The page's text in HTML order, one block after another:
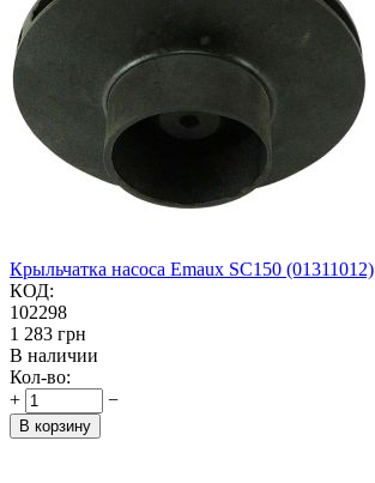
Крыльчатка насоса Emaux SC150 (01311012)
КОД:
102298
‍1 283‍ грн
В наличии
Кол-во:
+
−
В корзину